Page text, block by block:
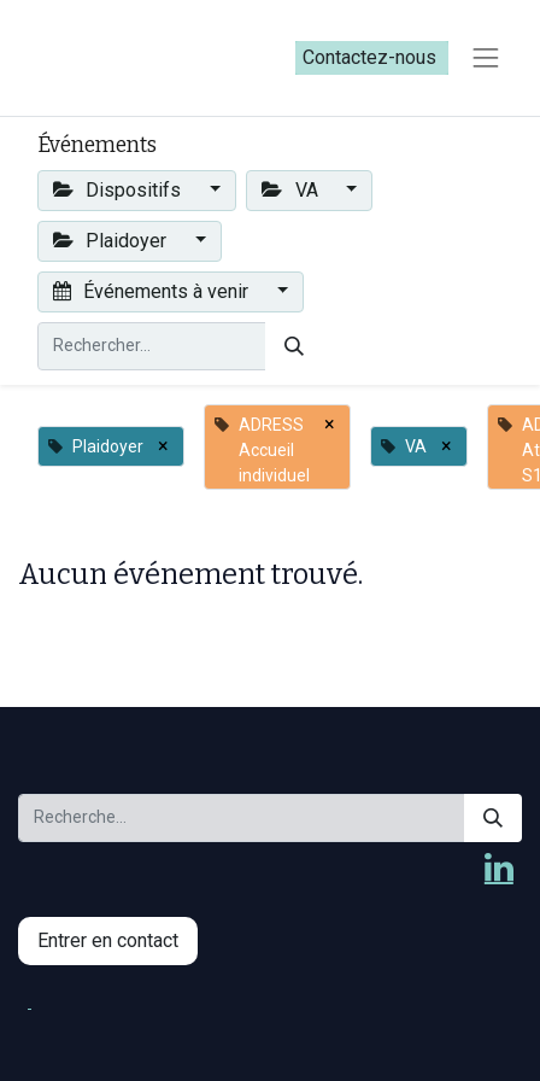
Contactez-nous​​
Événements
Dispositifs VA
Plaidoyer
Événements à venir
Plaidoyer ×
ADRESS
Accueil
individuel
×
VA ×
Aucun événement trouvé.
Entrer en contact